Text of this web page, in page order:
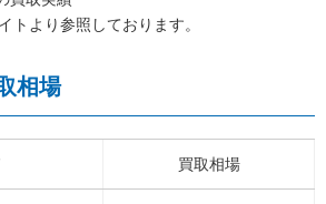
トより参照しております。
相場
買取相場